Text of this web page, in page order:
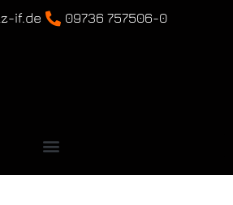
if.de 09736 757506-0